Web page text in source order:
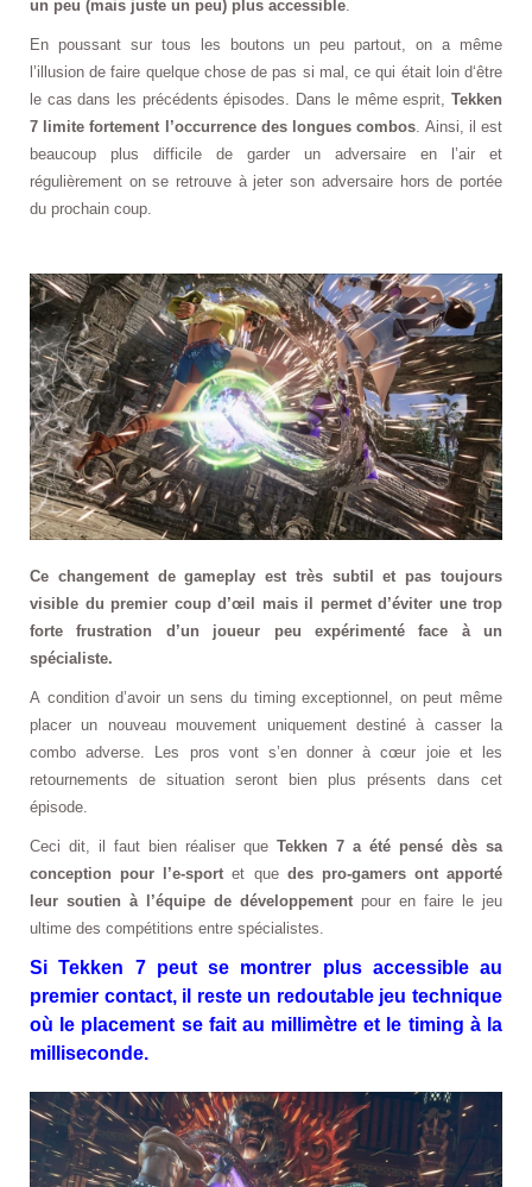
un peu (mais juste un peu) plus accessible.
En poussant sur tous les boutons un peu partout, on a même
l’illusion de faire quelque chose de pas si mal, ce qui était loin d‘être
le cas dans les précédents épisodes. Dans le même esprit, Tekken
7 limite fortement l’occurrence des longues combos. Ainsi, il est
beaucoup plus difficile de garder un adversaire en l’air et
régulièrement on se retrouve à jeter son adversaire hors de portée
du prochain coup.
Ce changement de gameplay est très subtil et pas toujours
visible du premier coup d’œil
mais il permet d’éviter une trop
forte frustration d’un joueur peu expérimenté face à un
spécialiste.
A condition d’avoir un sens du timing exceptionnel, on peut même
placer un nouveau mouvement uniquement destiné à casser la
combo adverse. Les pros vont s’en donner à cœur joie et les
retournements de situation seront bien plus présents dans cet
épisode.
Ceci dit, il faut bien réaliser que Tekken 7 a été pensé dès sa
conception pour l’e-sport et que des pro-gamers ont apporté
leur soutien à l’équipe de développement pour en faire le jeu
ultime des compétitions entre spécialistes.
Si Tekken 7 peut se montrer plus accessible au
premier contact, il reste un redoutable jeu technique
où le placement se fait au millimètre et le timing à la
milliseconde.